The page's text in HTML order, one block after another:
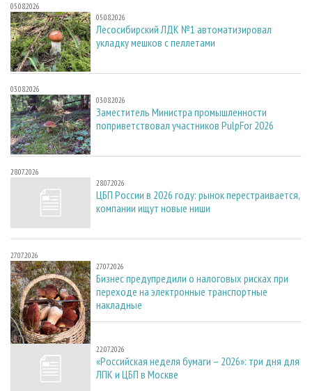
05.08.2026
05.08.2026
Лесосибирский ЛДК №1 автоматизировал
укладку мешков с пеллетами
03.08.2026
03.08.2026
Заместитель Министра промышленности
поприветствовал участников PulpFor 2026
28.07.2026
28.07.2026
ЦБП России в 2026 году: рынок перестраивается,
компании ищут новые ниши
27.07.2026
27.07.2026
Бизнес предупредили о налоговых рисках при
переходе на электронные транспортные
накладные
22.07.2026
22.07.2026
«Российская неделя бумаги – 2026»: три дня для
ЛПК и ЦБП в Москве